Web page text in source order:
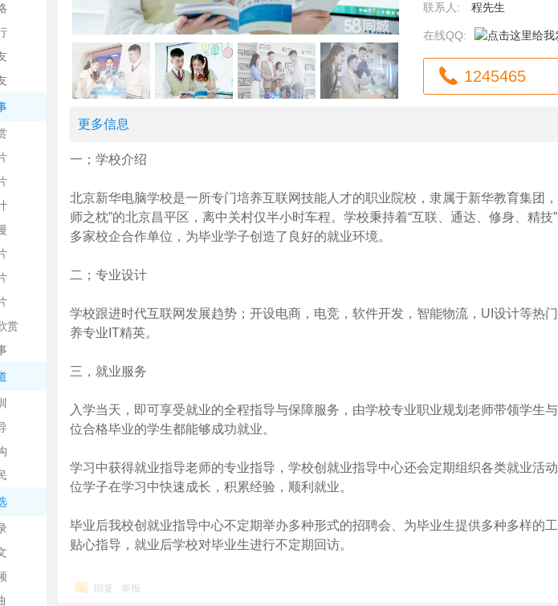
赏
联系人: 程先生
在线QQ:
1245465
更多信息
一；学校介绍
北京新华电脑学校是一所专门培养互联网技能人才的职业院校，隶属于新华教育集团
师之枕”的北京昌平区，离中关村仅半小时车程。学校秉持着“互联、通达、修身、精
多家校企合作单位，为毕业学子创造了良好的就业环境。
二；专业设计
学校跟进时代互联网发展趋势；开设电商，电竞，软件开发，智能物流，UI设计等热
养专业IT精英。
三，就业服务
入学当天，即可享受就业的全程指导与保障服务，由学校专业职业规划老师带领学生
位合格毕业的学生都能够成功就业。
学习中获得就业指导老师的专业指导，学校创就业指导中心还会定期组织各类就业活
位学子在学习中快速成长，积累经验，顺利就业。
毕业后我校创就业指导中心不定期举办多种形式的招聘会、为毕业生提供多种多样的
贴心指导，就业后学校对毕业生进行不定期回访。
回复 举报